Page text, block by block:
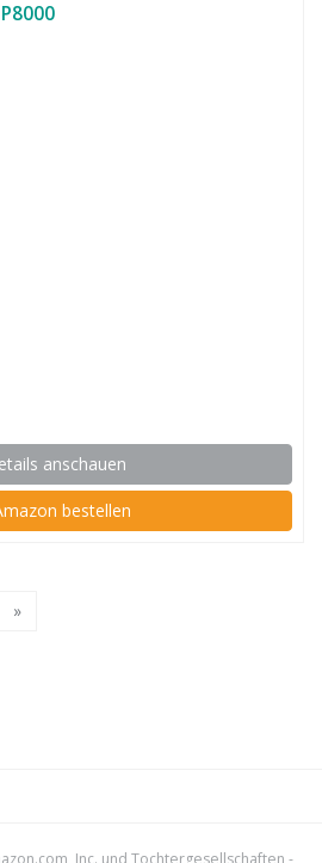
anschauen
bestellen
»
Inc. und Tochtergesellschaften -